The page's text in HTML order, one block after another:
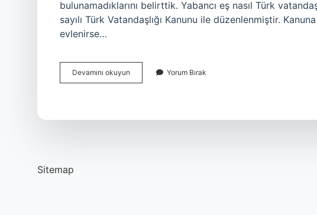
bulunamadıklarını belirttik. Yabancı eş nasıl Türk
sayılı Türk Vatandaşlığı Kanunu ile düzenlenmiştir.
evlenirse…
Devamını okuyun
Suriyeli
Yorum Bırak
Sitemap